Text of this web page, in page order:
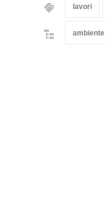
lavori
ambiente